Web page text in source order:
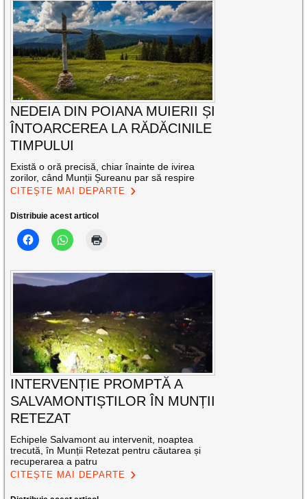
NEDEIA DIN POIANA MUIERII ȘI
ÎNTOARCEREA LA RĂDĂCINILE
TIMPULUI
Există o oră precisă, chiar înainte de ivirea
zorilor, când Munții Șureanu par să respire
CITEȘTE MAI DEPARTE
Distribuie acest articol
INTERVENȚIE PROMPTĂ A
SALVAMONTIȘTILOR ÎN MUNȚII
RETEZAT
Echipele Salvamont au intervenit, noaptea
trecută, în Munții Retezat pentru căutarea și
recuperarea a patru
CITEȘTE MAI DEPARTE